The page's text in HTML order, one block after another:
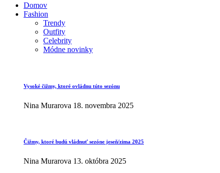
Domov
Fashion
Trendy
Outfity
Celebrity
Módne novinky
Vysoké čižmy, ktoré ovládnu túto sezónu
Nina Murarova 18. novembra 2025
Čižmy, ktoré budú vládnuť sezóne jeseň/zima 2025
Nina Murarova 13. októbra 2025